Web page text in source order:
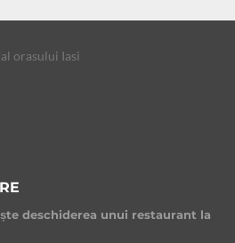
deschiderea unui restaurant la